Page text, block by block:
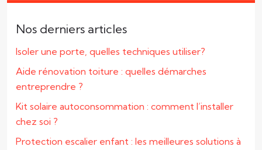
Nos derniers articles
Isoler une porte, quelles techniques utiliser?
Aide rénovation toiture : quelles démarches
entreprendre ?
Kit solaire autoconsommation : comment l’installer
chez soi ?
Protection escalier enfant : les meilleures solutions à